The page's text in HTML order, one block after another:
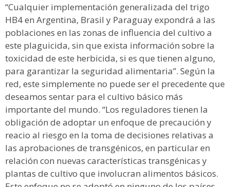
“Cualquier implementación generalizada del trigo
HB4 en Argentina, Brasil y Paraguay expondrá a las
poblaciones en las zonas de influencia del cultivo a
este plaguicida, sin que exista información sobre la
toxicidad de este herbicida, si es que tienen alguno,
para garantizar la seguridad alimentaria”. Según la
red, este simplemente no puede ser el precedente que
deseamos sentar para el cultivo básico más
importante del mundo. “Los reguladores tienen la
obligación de adoptar un enfoque de precaución y
reacio al riesgo en la toma de decisiones relativas a
las aprobaciones de transgénicos, en particular en
relación con nuevas características transgénicas y
plantas de cultivo que involucran alimentos básicos.